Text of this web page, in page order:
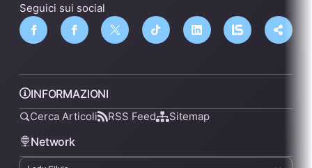
Seguici sui social
INFORMAZIONI
Cerca Articoli RSS Feed Sitemap
Network